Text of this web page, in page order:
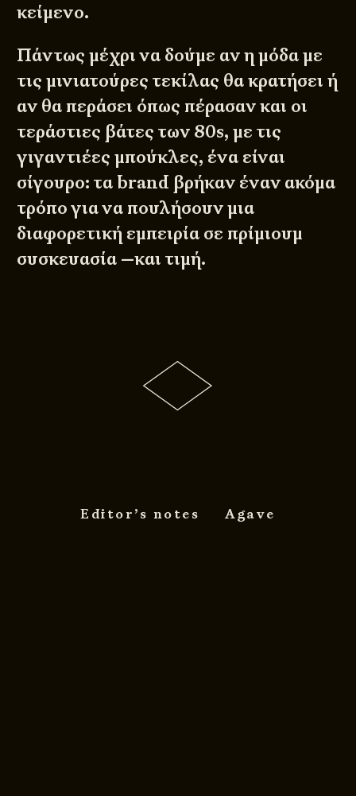
κείμενο.
Πάντως μέχρι να δούμε αν η μόδα με
τις μινιατούρες τεκίλας θα κρατήσει ή
αν θα περάσει όπως πέρασαν και οι
τεράστιες βάτες των 80s, με τις
γιγαντιέες μπούκλες, ένα είναι
σίγουρο: τα brand βρήκαν έναν ακόμα
τρόπο για να πουλήσουν μια
διαφορετική εμπειρία σε πρίμιουμ
συσκευασία —και τιμή.
Editor’s notes Agave